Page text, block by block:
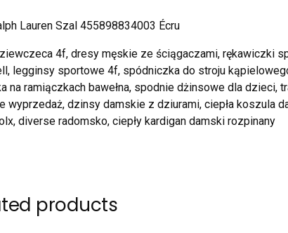
Lauren Szal 455898834003 Écru
4f, dresy męskie ze ściągaczami, rękawiczki
legginsy sportowe 4f, spódniczka do stroju
na ramiączkach bawełna, spodnie dżinsowe dla
wyprzedaż, dzinsy damskie z dziurami, ciepła koszula
diverse radomsko, ciepły kardigan damski rozpinany
products